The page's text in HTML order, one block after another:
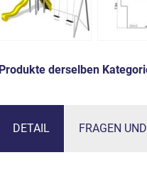
Produkte derselben
DETAIL FRAGEN